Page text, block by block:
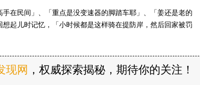
在民间」、「重点是没变速器的脚踏车耶」、「姜还是老的
起儿时记忆，「小时候都是这样骑在提防岸，然后回家被罚
现网 ，权威探索揭秘，期待你的关注！